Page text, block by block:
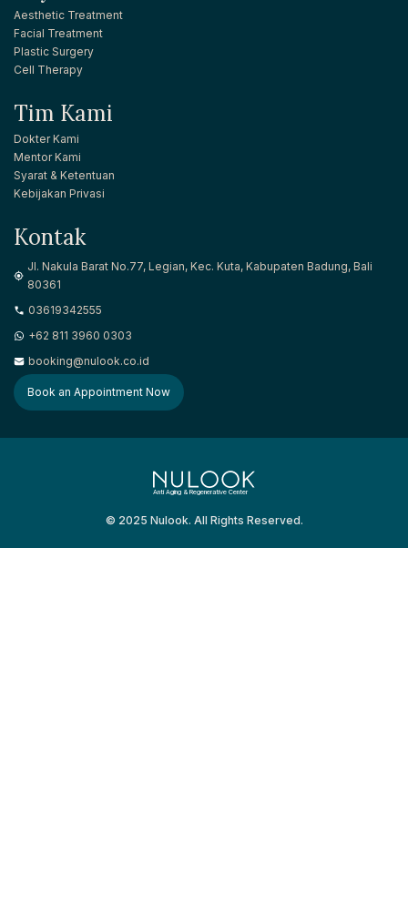
Aesthetic Treatment
Facial Treatment
Plastic Surgery
Cell Therapy
Tim Kami
Dokter Kami
Mentor Kami
Syarat & Ketentuan
Kebijakan Privasi
Kontak
Jl. Nakula Barat No.77, Legian, Kec. Kuta, Kabupaten Badung, Bali
80361
03619342555
+62 811 3960 0303
booking@nulook.co.id
Book an Appointment Now
Anti Aging & Regenerative Center
© 2025 Nulook. All Rights Reserved.